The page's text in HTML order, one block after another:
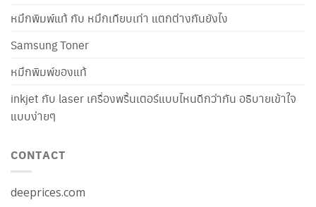
หมึกพิมพ์แท้ กับ หมึกเทียบเท่า แตกต่างกันยังไง
Samsung Toner
หมึกพิมพ์ของแท้
inkjet กับ laser เครื่องพริ้นเตอร์แบบไหนดีกว่ากัน อธิบายเข้าใจ
แบบง่ายๆ
CONTACT
deeprices.com